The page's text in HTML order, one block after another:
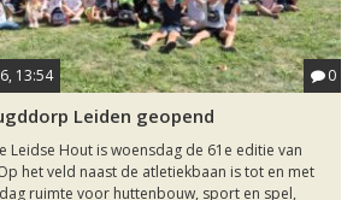
13:54 0
Leiden geopend
Leidse Hout is woensdag de 61e editie van
het veld naast de atletiekbaan is tot en met
ruimte voor huttenbouw, sport en spel,